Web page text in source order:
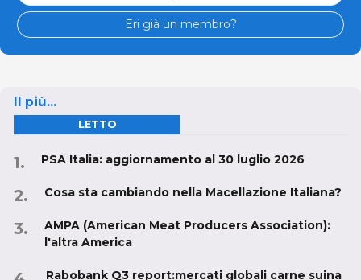
Eri già un membro?
Il più...
LETTO
PSA Italia: aggiornamento al 30 luglio 2026
Cosa sta cambiando nella Macellazione Italiana?
AMPA (American Meat Producers Association):
l'altra America
Rabobank Q3 report:mercati globali carne suina